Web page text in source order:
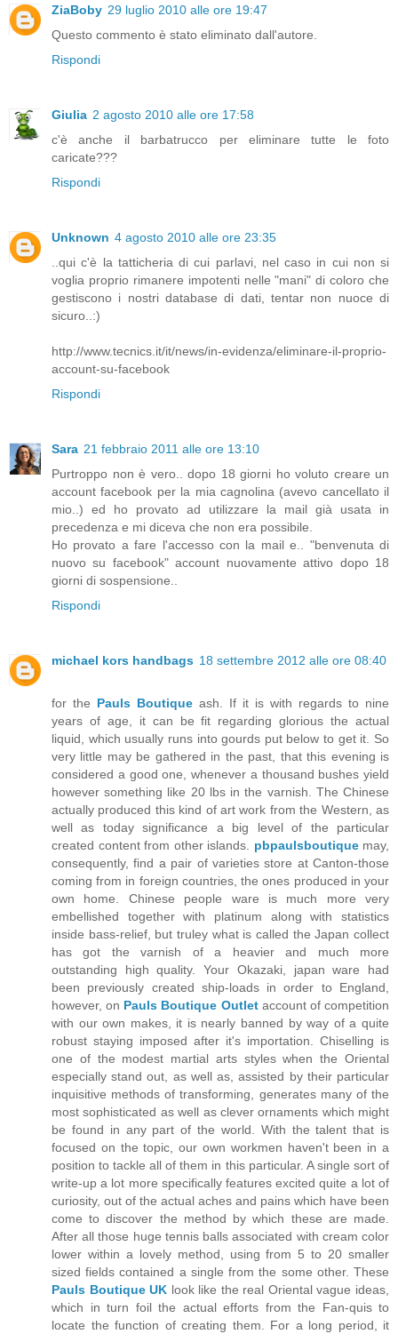
ZiaBoby 29 luglio 2010 alle ore 19:47
Questo commento è stato eliminato dall'autore.
Rispondi
Giulia 2 agosto 2010 alle ore 17:58
c'è anche il barbatrucco per eliminare tutte le foto
caricate???
Rispondi
Unknown 4 agosto 2010 alle ore 23:35
..qui c'è la tatticheria di cui parlavi, nel caso in cui non si
voglia proprio rimanere impotenti nelle "mani" di coloro che
gestiscono i nostri database di dati, tentar non nuoce di
sicuro..:)
http://www.tecnics.it/it/news/in-evidenza/eliminare-il-proprio-
account-su-facebook
Rispondi
Sara 21 febbraio 2011 alle ore 13:10
Purtroppo non è vero.. dopo 18 giorni ho voluto creare un
account facebook per la mia cagnolina (avevo cancellato il
mio..) ed ho provato ad utilizzare la mail già usata in
precedenza e mi diceva che non era possibile.
Ho provato a fare l'accesso con la mail e.. "benvenuta di
nuovo su facebook" account nuovamente attivo dopo 18
giorni di sospensione..
Rispondi
michael kors handbags 18 settembre 2012 alle ore 08:40
for the Pauls Boutique ash. If it is with regards to nine
years of age, it can be fit regarding glorious the actual
liquid, which usually runs into gourds put below to get it. So
very little may be gathered in the past, that this evening is
considered a good one, whenever a thousand bushes yield
however something like 20 lbs in the varnish. The Chinese
actually produced this kind of art work from the Western, as
well as today significance a big level of the particular
created content from other islands. pbpaulsboutiquemay,
consequently, find a pair of varieties store at Canton-those
coming from in foreign countries, the ones produced in your
own home. Chinese people ware is much more very
embellished together with platinum along with statistics
inside bass-relief, but truley what is called the Japan collect
has got the varnish of a heavier and much more
outstanding high quality. Your Okazaki, japan ware had
been previously created ship-loads in order to England,
however, on Pauls Boutique Outletaccount of competition
with our own makes, it is nearly banned by way of a quite
robust staying imposed after it's importation. Chiselling is
one of the modest martial arts styles when the Oriental
especially stand out, as well as, assisted by their particular
inquisitive methods of transforming, generates many of the
most sophisticated as well as clever ornaments which might
be found in any part of the world. With the talent that is
focused on the topic, our own workmen haven't been in a
position to tackle all of them in this particular. A single sort of
write-up a lot more specifically features excited quite a lot of
curiosity, out of the actual aches and pains which have been
come to discover the method by which these are made.
After all those huge tennis balls associated with cream color
lower within a lovely method, using from 5 to 20 smaller
sized fields contained a single from the some other. These
Pauls Boutique UK look like the real Oriental vague ideas,
which in turn foil the actual efforts from the Fan-quis to
locate the function of creating them. For a long period, it